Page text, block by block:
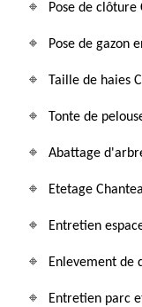
Pose de clôture
Pose de gazon
Taille de haies
Tonte de
Abattage
Etetage
Entretien
Enlevement de
Entretien parc